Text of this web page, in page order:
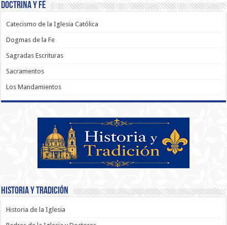
Doctrina y Fé
Catecismo de la Iglesia Católica
Dogmas de la Fe
Sagradas Escrituras
Sacramentos
Los Mandamientos
Historia y Tradición
Historia de la Iglesia